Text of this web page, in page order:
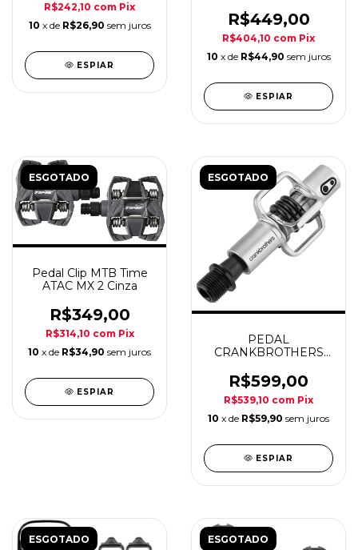
R$242,10 com Pix
10 x de R$26,90 sem juros
ESPIAR
R$449,00
R$404,10 com Pix
10 x de R$44,90 sem juros
ESPIAR
ESGOTADO
Pedal Clip MTB Time
ATAC MX 2 Cinza
R$349,00
R$314,10 com Pix
10 x de R$34,90 sem juros
ESPIAR
ESGOTADO
PEDAL
CRANKBROTHERS
R$599,00
R$539,10 com Pix
10 x de R$59,90 sem juros
ESPIAR
ESGOTADO ESGOTADO